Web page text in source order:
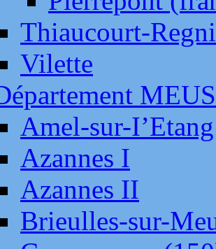
Thiaucourt-
Vilette
Amel-sur-
Azannes I
Azannes II
Brieulles-sur-